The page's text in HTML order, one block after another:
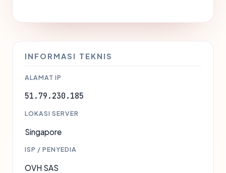
INFORMASI TEKNIS
ALAMAT IP
51.79.230.185
LOKASI SERVER
Singapore
ISP / PENYEDIA
OVH SAS